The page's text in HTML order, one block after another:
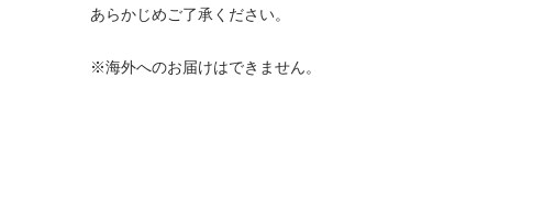
あらかじめご了承ください。
※海外へのお届けはできません。